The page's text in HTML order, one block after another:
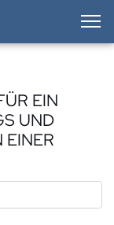
EIN
UND
EINER